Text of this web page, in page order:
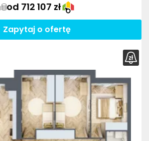
od 712 107 zł
Zapytaj o ofertę